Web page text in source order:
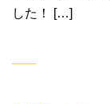
した！ […]